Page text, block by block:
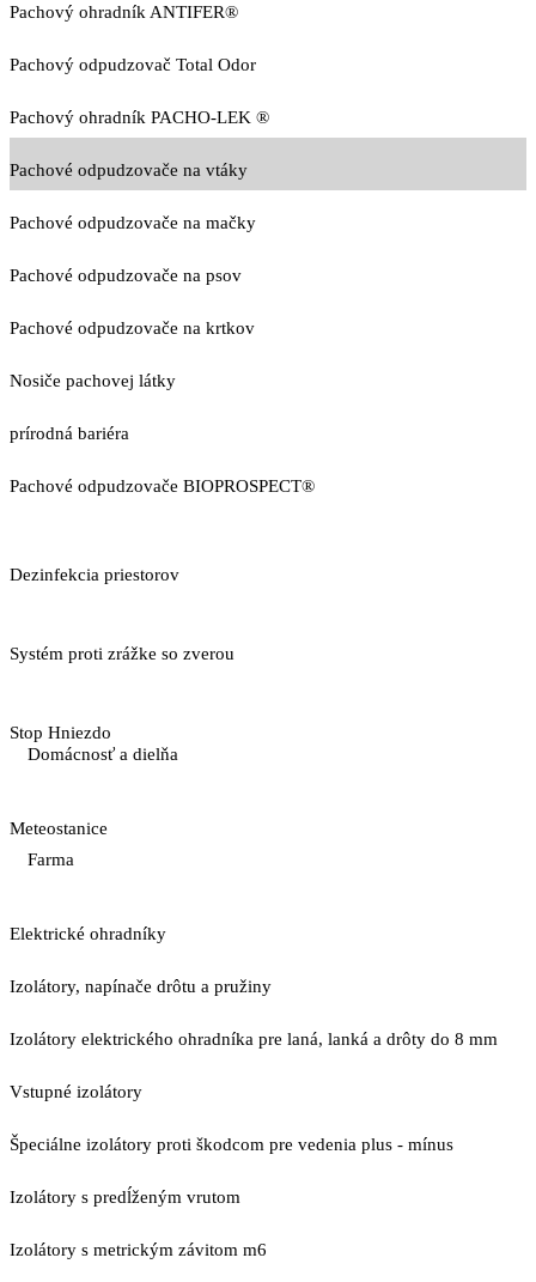
Pachový ohradník ANTIFER®
Pachový odpudzovač Total Odor
Pachový ohradník PACHO-LEK ®
Pachové odpudzovače na vtáky
Pachové odpudzovače na mačky
Pachové odpudzovače na psov
Pachové odpudzovače na krtkov
Nosiče pachovej látky
prírodná bariéra
Pachové odpudzovače BIOPROSPECT®
Dezinfekcia priestorov
Systém proti zrážke so zverou
Stop Hniezdo
Domácnosť a dielňa
Meteostanice
Farma
Elektrické ohradníky
Izolátory, napínače drôtu a pružiny
Izolátory elektrického ohradníka pre laná, lanká a drôty do 8 mm
Vstupné izolátory
Špeciálne izolátory proti škodcom pre vedenia plus - mínus
Izolátory s predĺženým vrutom
Izolátory s metrickým závitom m6